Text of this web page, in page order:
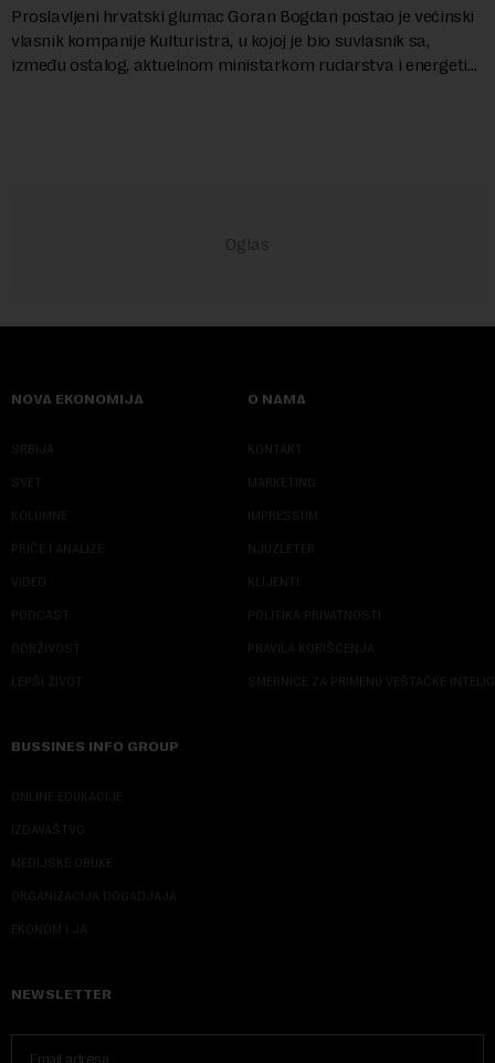
Proslavljeni hrvatski glumac Goran Bogdan postao je većinski
vlasnik kompanije Kulturistra, u kojoj je bio suvlasnik sa,
između ostalog, aktuelnom ministarkom rudarstva i energetike
NOVA EKONOMIJA
SRBIJA
SVET
KOLUMNE
PRIČE I ANALIZE
VIDEO
PODCAST
ODRŽIVOST
LEPŠI ŽIVOT
O NAMA
KONTAKT
MARKETING
IMPRESSUM
NJUZLETER
KLIJENTI
POLITIKA PRIVATNOSTI
PRAVILA KORIŠĆENJA
SMERNICE ZA PRIMENU VEŠTAČKE
BUSSINES INFO GROUP
ONLINE EDUKACIJE
IZDAVAŠTVO
MEDIJSKE OBUKE
ORGANIZACIJA DOGADJAJA
EKONOM I JA
NEWSLETTER